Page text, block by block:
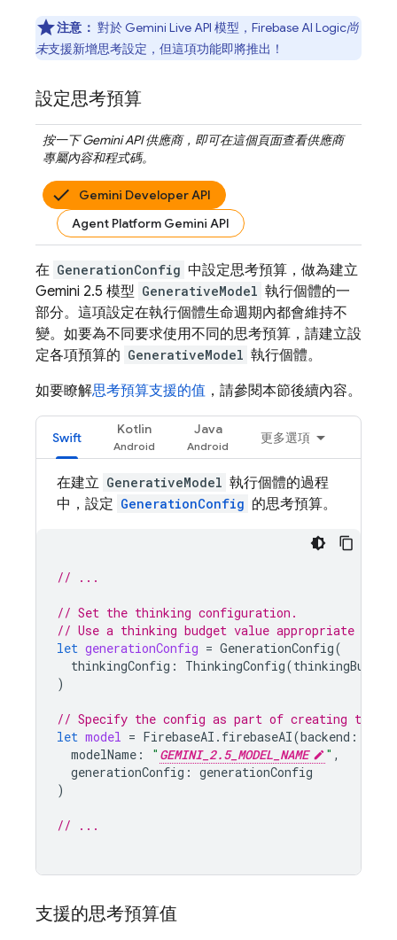
注意： 對於 Gemini Live API 模型， Firebase AI Logic尚
未支援新增思考設定，但這項功能即將推出！
設定思考預算
按一下Gemini API供應商，即可在這個頁面查看供應商
專屬內容和程式碼。
Gemini Developer API
Agent Platform Gemini API
在 GenerationConfig 中設定思考預算，做為建立
Gemini 2.5 模型 GenerativeModel 執行個體的一
部分。這項設定在執行個體生命週期內都會維持不
變。如要為不同要求使用不同的思考預算，請建立設
定各項預算的 GenerativeModel 執行個體。
如要瞭解思考預算支援的值 ，請參閱本節後續內容。
Swift
Kotlin Java
更多選項
在建立 GenerativeModel 執行個體的過程
中，設定 GenerationConfig 的思考預算。
// ...
// Set the thinking configuration.
// Use a thinking budget value appropriate for
let generationConfig = GenerationConfig(
thinkingConfig : ThinkingConfig(thinkingBudget
)
// Specify the config as part of creating the
let model = FirebaseAI . firebaseAI(backend :
modelName : " GEMINI_2.5_MODEL_NAME " ,
generationConfig : generationConfig
)
// ...
支援的思考預算值